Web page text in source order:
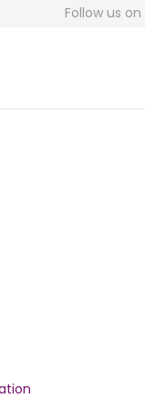
Follow us on